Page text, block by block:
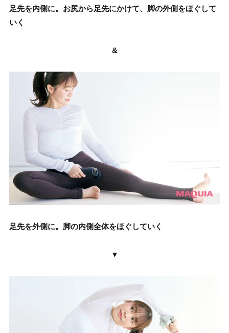
足先を内側に。お尻から足先にかけて、脚の外側をほぐして
いく
&
足先を外側に。脚の内側全体をほぐしていく
▼